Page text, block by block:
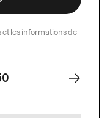
et les informations de